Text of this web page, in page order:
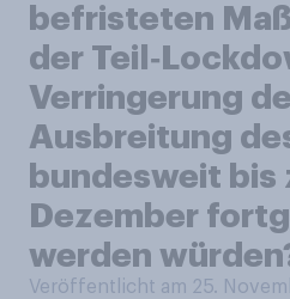
befristeten
der
Verringerung
Ausbreitung
bundesweit bis
Dezember
werden
Veröffentlicht am 25.